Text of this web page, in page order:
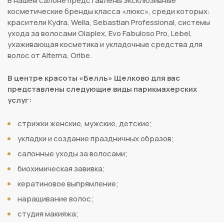
косметические бренды класса «люкс», среди которых:
красители Kydra, Wella, Sebastian Professional, системы
ухода за волосами Olaplex, Evo Fabuloso Pro, Lebel,
ухаживающая косметика и укладочные средства для
волос от Alterna, Oribe.
В центре красоты «Белль» Щелково для вас
представлены следующие виды парикмахерских
услуг:
стрижки женские, мужские, детские;
укладки и создание праздничных образов;
салонные уходы за волосами;
биохимическая завивка;
кератиновое выпрямление;
наращивание волос;
студия макияжа;